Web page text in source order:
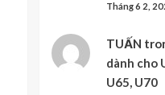
Tháng 6 2,
TUẤN
dành cho
U65, U70